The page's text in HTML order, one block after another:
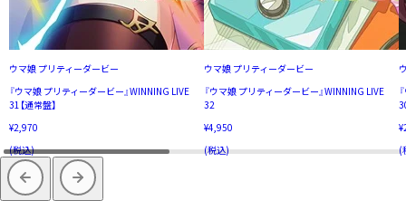
ウマ娘 プリティーダービー
『ウマ娘 プリティーダービー』WINNING LIVE
31【通常盤】
¥2,970
(税込)
ウマ娘 プリティーダービー
『ウマ娘 プリティーダービー』WINNING LIVE
32
¥4,950
(税込)
(